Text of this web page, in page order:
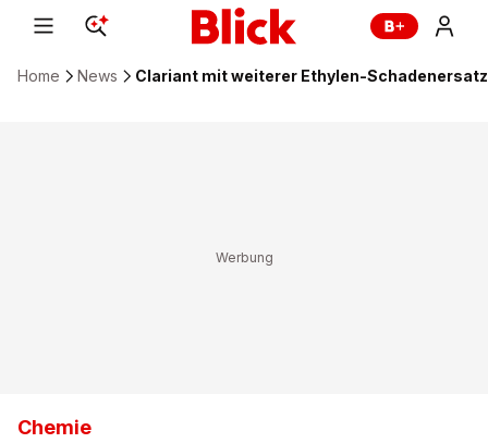
Home News Clariant mit weiterer Ethylen-
Chemie